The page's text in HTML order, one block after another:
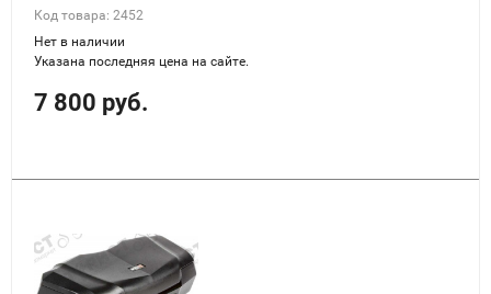
Код товара: 2452
Нет в наличии
Указана последняя цена на сайте.
7 800 руб.